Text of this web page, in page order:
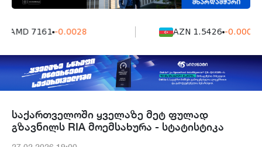
AMD 7161 -0.0028 AZN 1.5426 -0.0004
საქართველოში ყველაზე მეტ ფულად
გზავნილს RIA მოემსახურა - სტატისტიკა